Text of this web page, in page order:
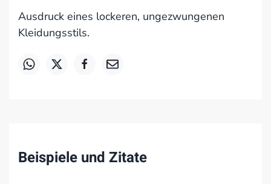
Ausdruck eines lockeren, ungezwungenen
Kleidungsstils.
Beispiele und Zitate